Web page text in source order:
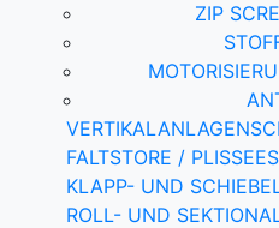
ZIP
VERTIKALANLAGEN
FALTSTORE / PLISSEES
KLAPP- UND
ROLL- UND